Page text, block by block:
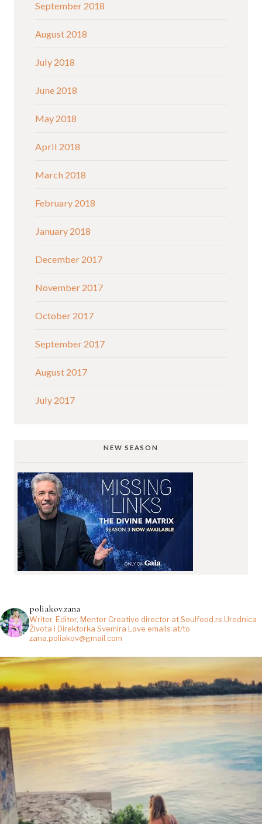
September 2018
August 2018
July 2018
June 2018
May 2018
April 2018
March 2018
February 2018
January 2018
December 2017
November 2017
October 2017
September 2017
August 2017
July 2017
NEW SEASON
poliakov.zana
Writer, Editor, Mentor Creative director at Soulfood.rs Urednica
Života i Direktorka Svemira Love emails at/to
zana.poliakov@gmail.com